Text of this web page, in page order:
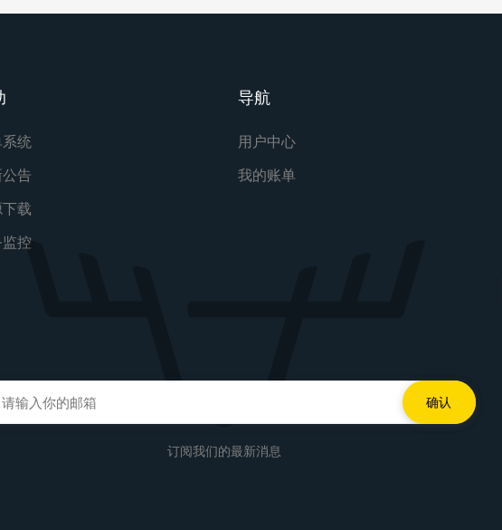
统
告
载
控
导航
用户中心
我的账单
订阅我们的最新消息